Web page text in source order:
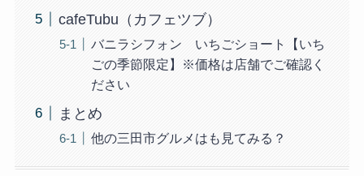
cafeTubu（カフェツブ）
バニラシフォン いちごショート【いち
ごの季節限定】※価格は店舗でご確認く
ださい
まとめ
他の三田市グルメはも見てみる？